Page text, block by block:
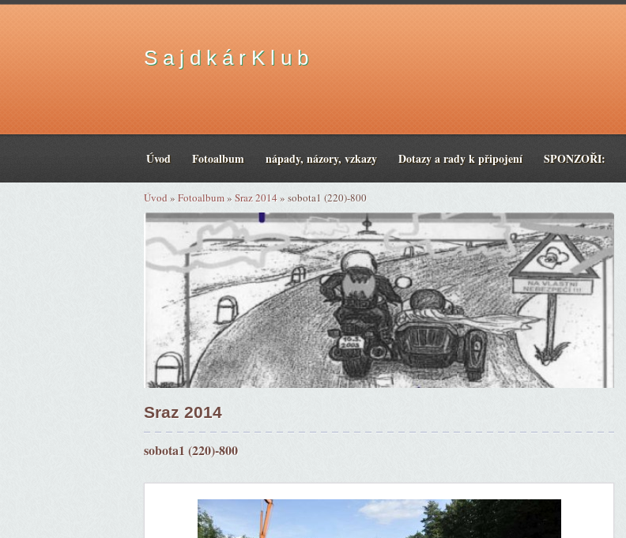
S a j d k á r K l u b
Úvod Fotoalbum nápady, názory, vzkazy Dotazy a rady k připojení SPONZOŘI:
Úvod » Fotoalbum» Sraz 2014» sobota1 (220)-800
Sraz 2014
sobota1 (220)-800